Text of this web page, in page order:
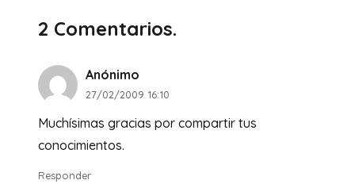
2 Comentarios.
Anónimo
27/02/2009 16:10
Muchísimas gracias por compartir tus
conocimientos.
Responder